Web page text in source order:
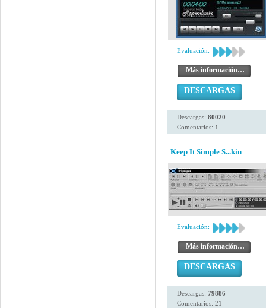
Evaluación:
Más información…
DESCARGAS
Descargas: 80020
Comentarios: 1
Keep It Simple S...kin
Evaluación:
Más información…
DESCARGAS
Descargas: 79886
Comentarios: 21